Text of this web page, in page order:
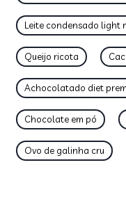
Leite condensado light
Queijo ricota
Achocolatado diet
Chocolate em pó
Ovo de galinha cru